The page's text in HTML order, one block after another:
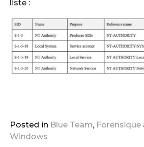
liste :
Posted in Blue Team, Forensique
Windows